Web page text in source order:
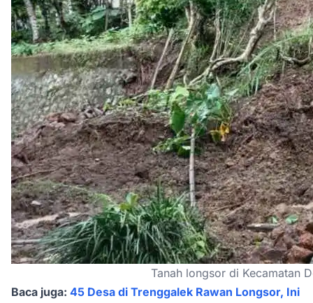
Tanah longsor di Kecamatan
Baca juga: 45 Desa di Trenggalek Rawan Longsor, Ini